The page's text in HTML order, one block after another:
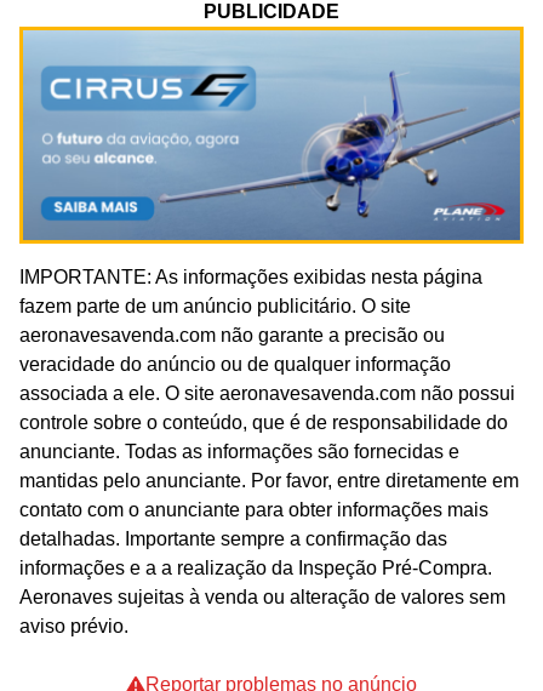
PUBLICIDADE
IMPORTANTE: As informações exibidas nesta página
fazem parte de um anúncio publicitário. O site
aeronavesavenda.com não garante a precisão ou
veracidade do anúncio ou de qualquer informação
associada a ele. O site aeronavesavenda.com não possui
controle sobre o conteúdo, que é de responsabilidade do
anunciante. Todas as informações são fornecidas e
mantidas pelo anunciante. Por favor, entre diretamente em
contato com o anunciante para obter informações mais
detalhadas. Importante sempre a confirmação das
informações e a a realização da Inspeção Pré-Compra.
Aeronaves sujeitas à venda ou alteração de valores sem
aviso prévio.
Reportar problemas no anúncio